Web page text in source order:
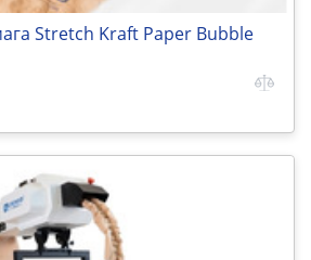
Stretch Kraft Paper Bubble